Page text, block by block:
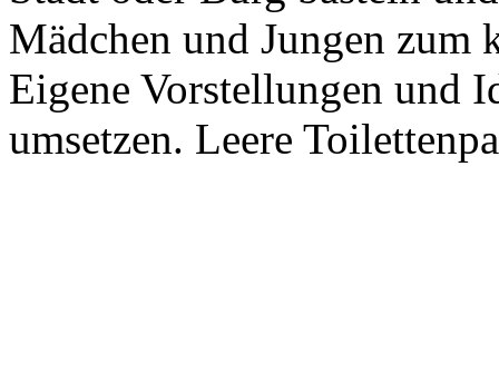
Mädchen und Jungen zum
Eigene Vorstellungen und
umsetzen. Leere